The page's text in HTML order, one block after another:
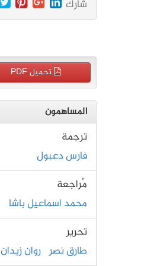
شارك
تحميل PDF
المساهمون
ترجمة
فارس دعبول
مُراجعة
محمد اسماعيل باشا
تحرير
طارق نصر روان زيدان